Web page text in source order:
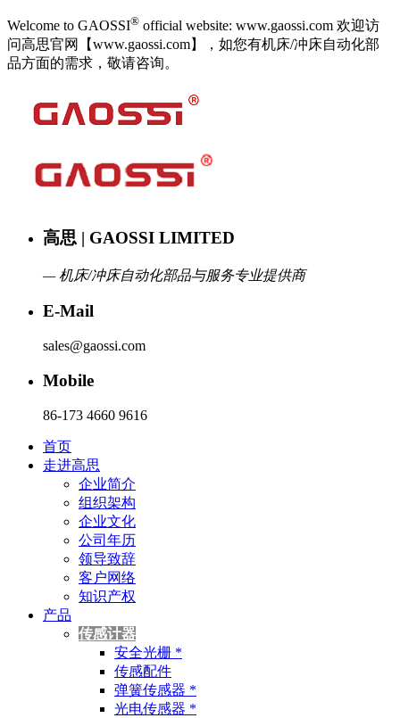
Welcome to GAOSSI® official website: www.gaossi.com 欢迎访
问高思官网【www.gaossi.com】，如您有机床/冲床自动化部
品方面的需求，敬请咨询。
高思 | GAOSSI LIMITED
— 机床/冲床自动化部品与服务专业提供商
E-Mail
sales@gaossi.com
Mobile
86-173 4660 9616
首页
走进高思
企业简介
组织架构
企业文化
公司年历
领导致辞
客户网络
知识产权
产品
传感计器
安全光栅 *
传感配件
弹簧传感器 *
光电传感器 *